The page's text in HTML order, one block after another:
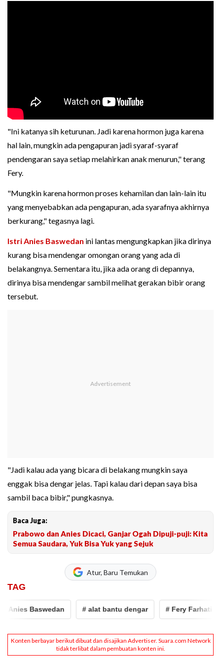
"Ini katanya sih keturunan. Jadi karena hormon juga karena
hal lain, mungkin ada pengapuran jadi syaraf-syaraf
pendengaran saya setiap melahirkan anak menurun," terang
Fery.
"Mungkin karena hormon proses kehamilan dan lain-lain itu
yang menyebabkan ada pengapuran, ada syarafnya akhirnya
berkurang," tegasnya lagi.
Istri Anies Baswedan ini lantas mengungkapkan jika dirinya
kurang bisa mendengar omongan orang yang ada di
belakangnya. Sementara itu, jika ada orang di depannya,
dirinya bisa mendengar sambil melihat gerakan bibir orang
tersebut.
"Jadi kalau ada yang bicara di belakang mungkin saya
enggak bisa dengar jelas. Tapi kalau dari depan saya bisa
sambil baca bibir," pungkasnya.
Baca Juga:
Prabowo dan Anies Dicaci, Ganjar Ogah Dipuji-puji: Kita
Semua Saudara, Yuk Bisa Yuk yang Sejuk
Atur, Baru Temukan
TAG
Baswedan # alat bantu dengar # Fery Farhati